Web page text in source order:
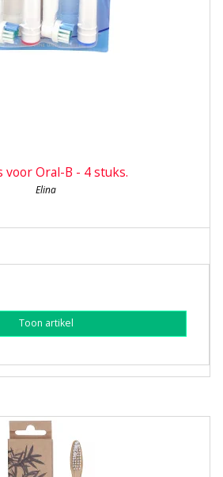
Oral-B - 4 stuks.
Elina
Toon artikel